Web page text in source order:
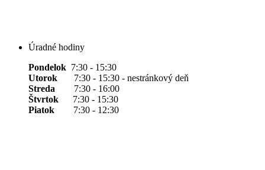
Úradné hodiny
Pondelok 7:30 - 15:30
Utorok 7:30 - 15:30 - nestránkový deň
Streda 7:30 - 16:00
Štvrtok 7:30 - 15:30
Piatok 7:30 - 12:30